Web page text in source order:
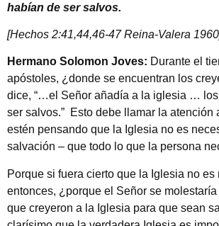
habían de ser salvos.
[Hechos 2:41,44,46-47 Reina-Valera
Hermano Solomon Joves: Durante el
apóstoles, ¿donde se encuentran los
dice, “…el Señor añadía a la iglesia …
ser salvos.” Esto debe llamar la atención
estén pensando que la Iglesia no es
salvación – que todo lo que la persona
Porque si fuera cierto que la Iglesia no es
entonces, ¿porque el Señor se
que creyeron a la Iglesia para que sean